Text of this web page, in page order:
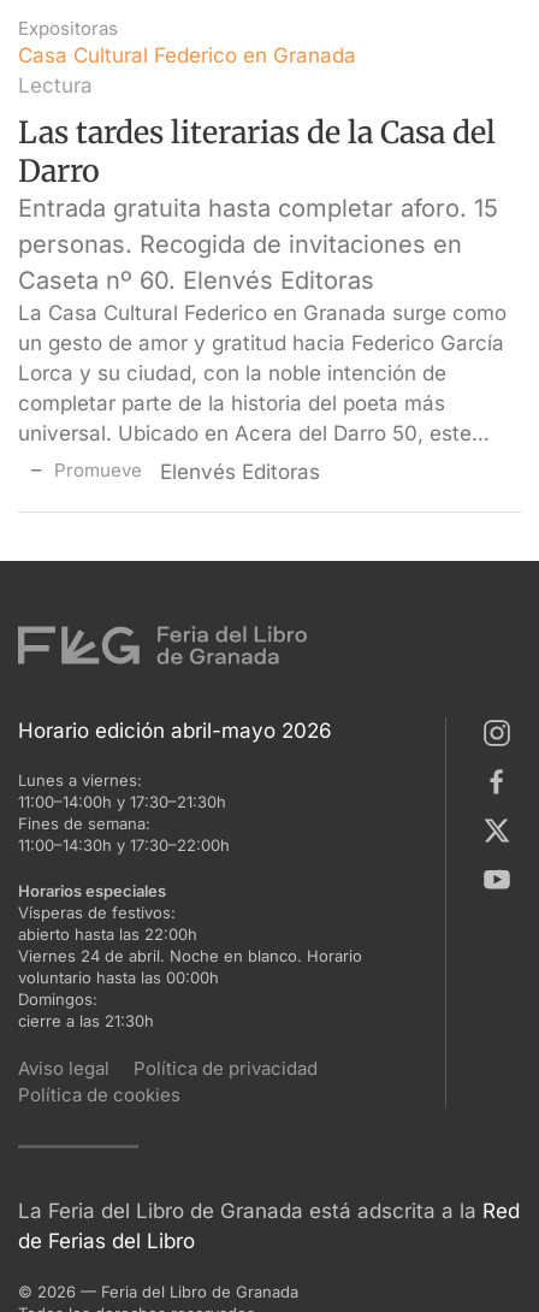
Expositoras
Casa Cultural Federico en Granada
Lectura
Las tardes literarias de la Casa del
Darro
Entrada gratuita hasta completar aforo. 15
personas. Recogida de invitaciones en
Caseta nº 60. Elenvés Editoras
La Casa Cultural Federico en Granada surge como
un gesto de amor y gratitud hacia Federico García
Lorca y su ciudad, con la noble intención de
completar parte de la historia del poeta más
universal. Ubicado en Acera del Darro 50, este…
Promueve Elenvés Editoras
Horario edición abril-mayo 2026
Lunes a viernes:
11:00–14:00h y 17:30–21:30h
Fines de semana:
11:00–14:30h y 17:30–22:00h
Horarios especiales
Vísperas de festivos:
abierto hasta las 22:00h
Viernes 24 de abril. Noche en blanco. Horario
voluntario hasta las 00:00h
Domingos:
cierre a las 21:30h
Aviso legal
Política de privacidad
Política de cookies
La Feria del Libro de Granada está adscrita a la Red
de Ferias del Libro
© 2026 — Feria del Libro de Granada